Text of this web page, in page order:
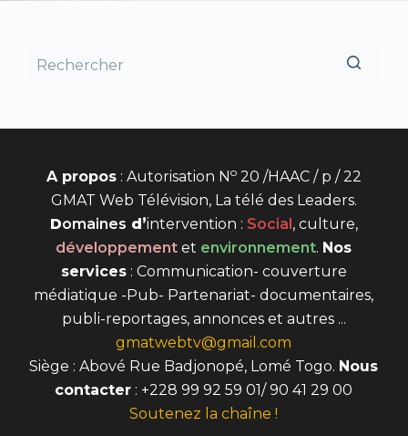
A propos: Autorisation No20 /HAAC / p / 22
GMAT Web Télévision, La télé des Leaders.
Domaines d’intervention : Social, culture,
développement et environnement. Nos
services: Communication- couverture
médiatique -Pub- Partenariat- documentaires,
publi-reportages, annonces et autres ...
gmatwebtv@gmail.com
Siège : Abové Rue Badjonopé, Lomé Togo. Nous
contacter : +228 99 92 59 01/ 90 41 29 00
Soutenez la chaîne !